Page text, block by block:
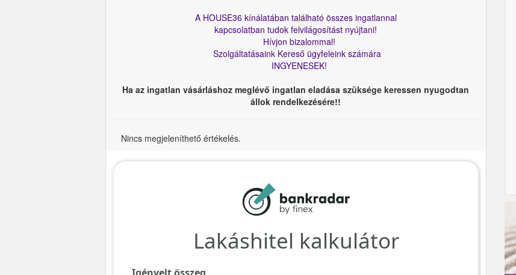
A HOUSE36 kínálatában található összes ingatlannal
kapcsolatban tudok felvilágosítást nyújtani!
Hívjon bizalommal!
Szolgáltatásaink Kereső ügyfeleink számára
INGYENESEK!
Ha az ingatlan vásárláshoz meglévő ingatlan eladása szüksége keressen nyugodtan
állok rendelkezésére!!
Nincs megjeleníthető értékelés.